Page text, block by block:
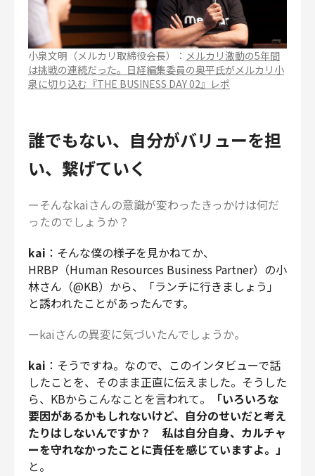
小泉文明（メルカリ取締役会長）： メルカリ激動の5年間
は挑戦の連続だった。日経編集委員の奥平氏がメルカリ小
泉に切り込む『THE BUSINESS DAY 02』レポ
誰でもない、自分がバリューを担
い、繋げていく
ーそんなkaiさんの意識が変わったきっかけは何だ
ったのでしょうか？
kai ：そんな僕の様子を見かねてか、
HRBP（Human Resources Business Partner）の小
林さん（@KB）から、「ランチに行きましょう」
と誘われたことがあったんです。
ーkaiさんの異変に気づいたんでしょうか。
kai ：そうですね。なので、このインタビューで話
したことを、そのまま正直に伝えました。そうした
ら、KBからこんなことを言われて。
「いろいろな
要因があるかもしれないけど、自分のせいだと考え
たりはしないんですか？ 私は自分自身、カルチャ
ーを守れなかったことに責任を感じていますよ。」
と。